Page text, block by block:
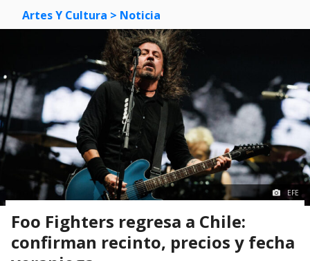
Artes Y Cultura > Noticia
EFE
Foo Fighters regresa a Chile:
confirman recinto, precios y fecha